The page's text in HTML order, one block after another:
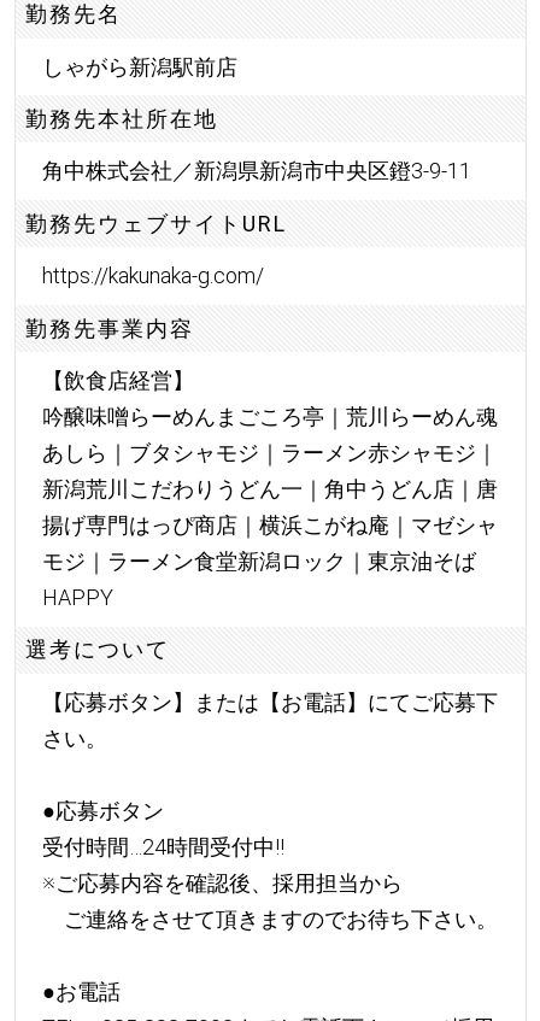
勤務先名
しゃがら新潟駅前店
勤務先本社所在地
角中株式会社／新潟県新潟市中央区鐙3-9-11
勤務先ウェブサイトURL
https://kakunaka-g.com/
勤務先事業内容
【飲食店経営】
吟醸味噌らーめんまごころ亭｜荒川らーめん魂
あしら｜ブタシャモジ｜ラーメン赤シャモジ｜
新潟荒川こだわりうどん一｜角中うどん店｜唐
揚げ専門はっぴ商店｜横浜こがね庵｜マゼシャ
モジ｜ラーメン食堂新潟ロック｜東京油そば
HAPPY
選考について
【応募ボタン】または【お電話】にてご応募下
さい。
●応募ボタン
受付時間…24時間受付中!!
※ご応募内容を確認後、採用担当から
ご連絡をさせて頂きますのでお待ち下さい。
●お電話